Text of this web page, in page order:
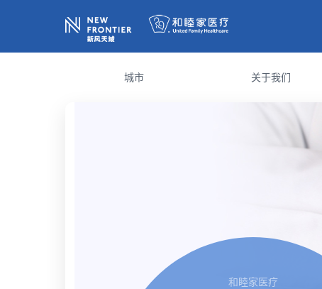
城市 关于我们
和睦家医疗